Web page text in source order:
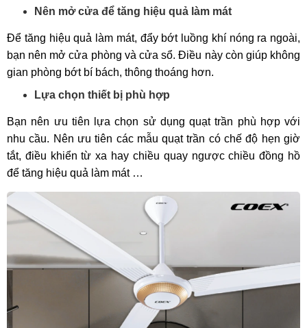
Nên mở cửa để tăng hiệu quả làm mát
Để tăng hiệu quả làm mát, đẩy bớt luồng khí nóng ra ngoài,
bạn nên mở cửa phòng và cửa sổ. Điều này còn giúp không
gian phòng bớt bí bách, thông thoáng hơn.
Lựa chọn thiết bị phù hợp
Bạn nên ưu tiên lựa chọn sử dụng quạt trần phù hợp với
nhu cầu. Nên ưu tiên các mẫu quạt trần có chế độ hẹn giờ
tắt, điều khiển từ xa hay chiều quay ngược chiều đồng hồ
để tăng hiệu quả làm mát …